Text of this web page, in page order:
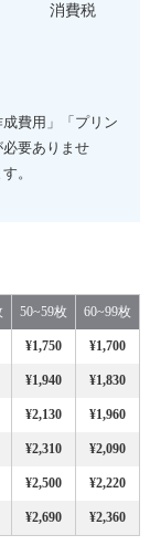
消費税
費用」「プリン
要ありませ
。
50~59枚 60~99枚
¥1,750 ¥1,700
¥1,940 ¥1,830
¥2,130 ¥1,960
¥2,310 ¥2,090
¥2,500 ¥2,220
¥2,690 ¥2,360